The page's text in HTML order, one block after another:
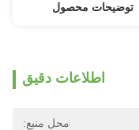
توضیحات محصول
اطلاعات دقیق
محل منبع: